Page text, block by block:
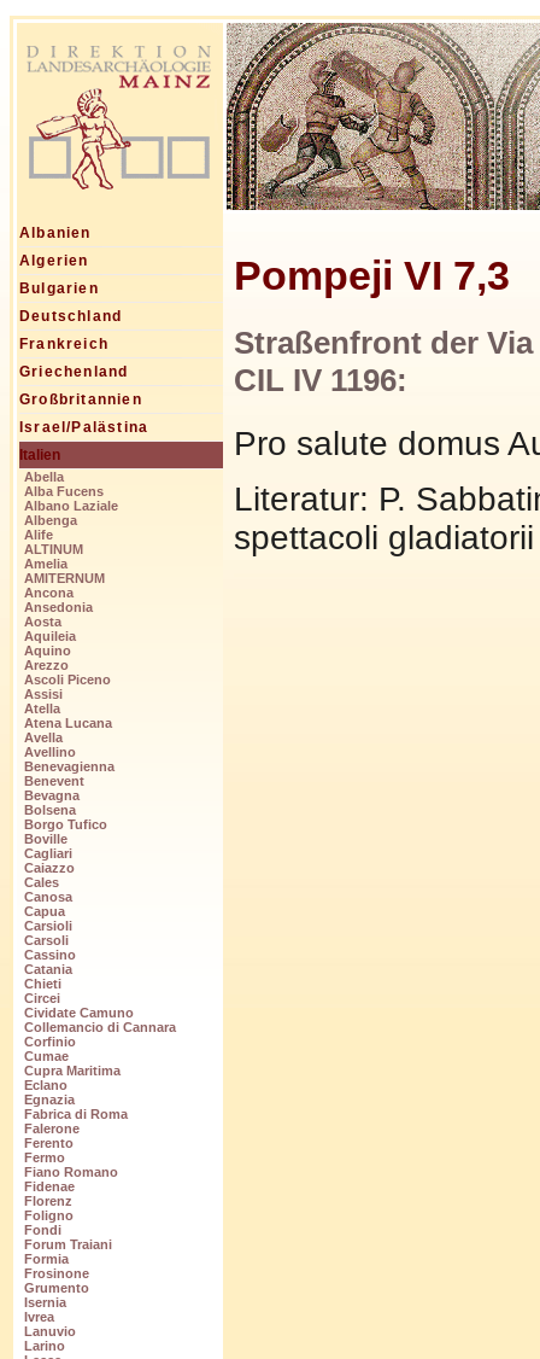
Albanien
Algerien
Bulgarien
Deutschland
Frankreich
Griechenland
Großbritannien
Israel/Palästina
Italien
Abella
Alba Fucens
Albano Laziale
Albenga
Alife
ALTINUM
Amelia
AMITERNUM
Ancona
Ansedonia
Aosta
Aquileia
Aquino
Arezzo
Ascoli Piceno
Assisi
Atella
Atena Lucana
Avella
Avellino
Benevagienna
Benevent
Bevagna
Bolsena
Borgo Tufico
Boville
Cagliari
Caiazzo
Cales
Canosa
Capua
Carsioli
Carsoli
Cassino
Catania
Chieti
Circei
Cividate Camuno
Collemancio di Cannara
Corfinio
Cumae
Cupra Maritima
Eclano
Egnazia
Fabrica di Roma
Falerone
Ferento
Fermo
Fiano Romano
Fidenae
Florenz
Foligno
Fondi
Forum Traiani
Formia
Frosinone
Grumento
Isernia
Ivrea
Lanuvio
Larino
Pompeji VI 7,3
Straßenfront der
CIL IV 1196:
Pro salute domus
Literatur: P.
spettacoli